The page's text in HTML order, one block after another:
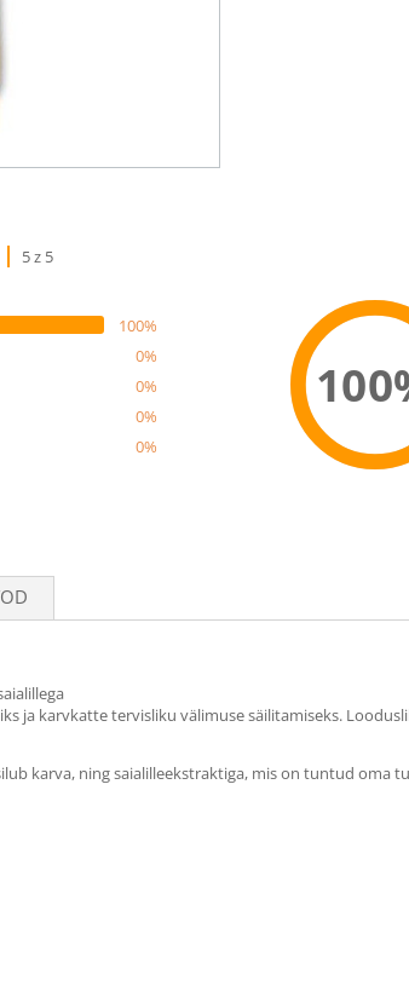
5 z 5
100%
0%
0%
0%
0%
ja karvkatte tervisliku välimuse säilitamiseks.
karva, ning saialilleekstraktiga, mis on tuntud oma